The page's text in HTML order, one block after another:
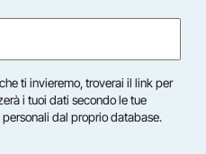
ti invieremo, troverai il link per
i tuoi dati secondo le tue
dal proprio database.